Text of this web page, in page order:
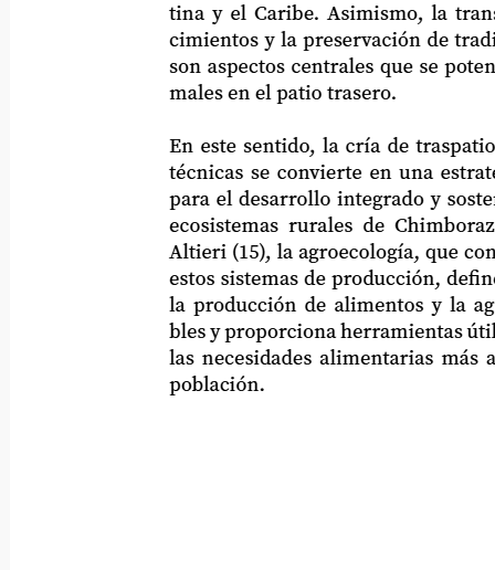
tina y el Caribe. Asimismo, la
cimientos y la preservación de
son aspectos centrales que se potencian
males en el patio trasero.
En este sentido, la cría de traspatio de
técnicas se convierte en una estrategia
para el desarrollo integrado y
ecosistemas rurales de Chimborazo.
Altieri (15), la agroecología, que
estos sistemas de producción, define
la producción de alimentos y la
bles y proporciona herramientas útiles
las necesidades alimentarias más
población.